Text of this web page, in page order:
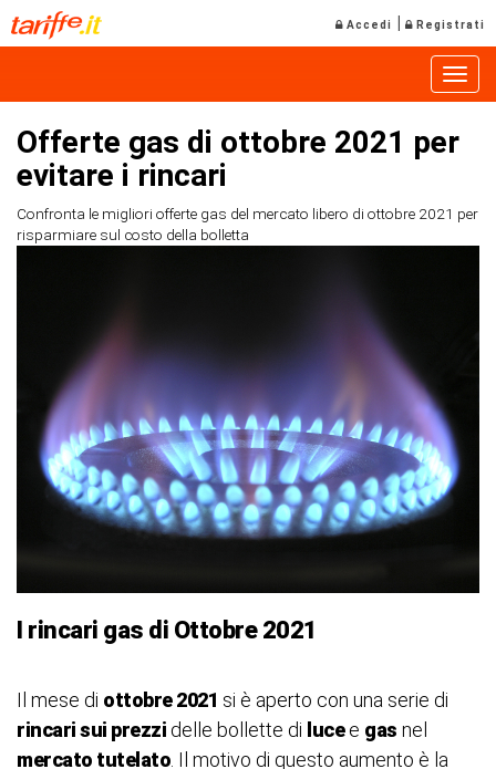
Accedi | Registrati
Offerte gas di ottobre 2021 per
evitare i rincari
Confronta le migliori offerte gas del mercato libero di ottobre 2021 per
risparmiare sul costo della bolletta
I rincari gas di Ottobre 2021
Il mese di ottobre 2021 si è aperto con una serie di
rincari sui prezzi delle bollette di lucee gas nel
mercato tutelato . Il motivo di questo aumento è la